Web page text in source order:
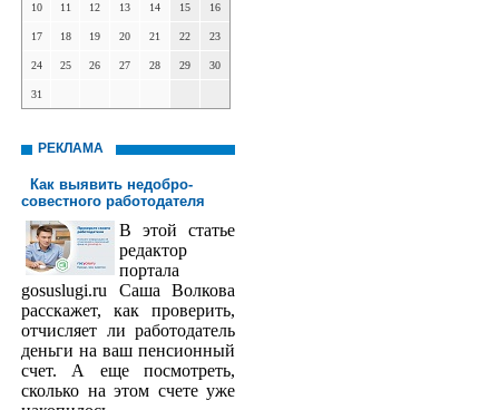
10 11 12 13 14 15 16
17 18 19 20 21 22 23
24 25 26 27 28 29 30
31
РЕКЛАМА
Как выявить недобро­
совестного работодателя
В этой статье
редактор
порта­ла
gosuslugi.ru Саша Волкова
расскажет, как проверить,
отчисляет ли работодатель
деньги на ваш пенсионный
счет. А еще посмотреть,
сколько на этом счете уже